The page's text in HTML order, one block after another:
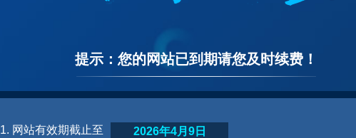
提示：您的网站已到期请您及时续费！
1. 网站有效期截止至
2026年4月9日